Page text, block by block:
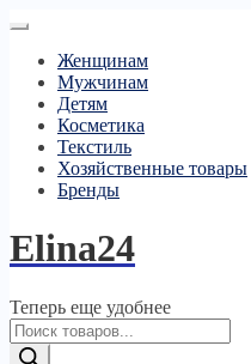
Женщинам
Мужчинам
Детям
Косметика
Текстиль
Хозяйственные товары
Бренды
Elina24
Теперь еще удобнее
Поиск
товаров